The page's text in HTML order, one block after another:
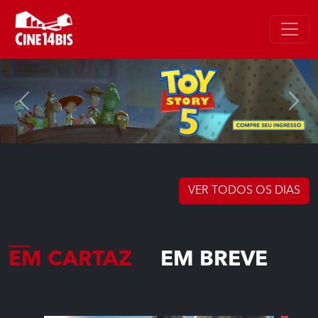
Previous Next
VER TODOS OS DIAS
EM CARTAZ EM BREVE